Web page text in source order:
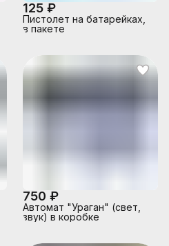
125 ₽
Пистолет на батарейках,
в пакете
750 ₽
Автомат "Ураган" (свет,
звук) в коробке